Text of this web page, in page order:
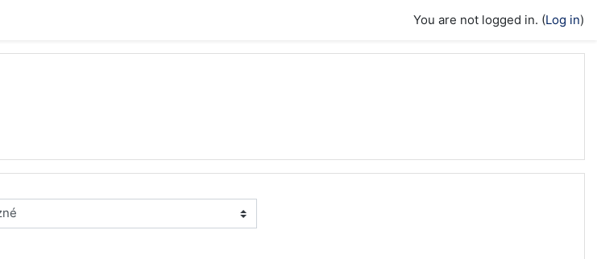
You are not logged in. (Log in)